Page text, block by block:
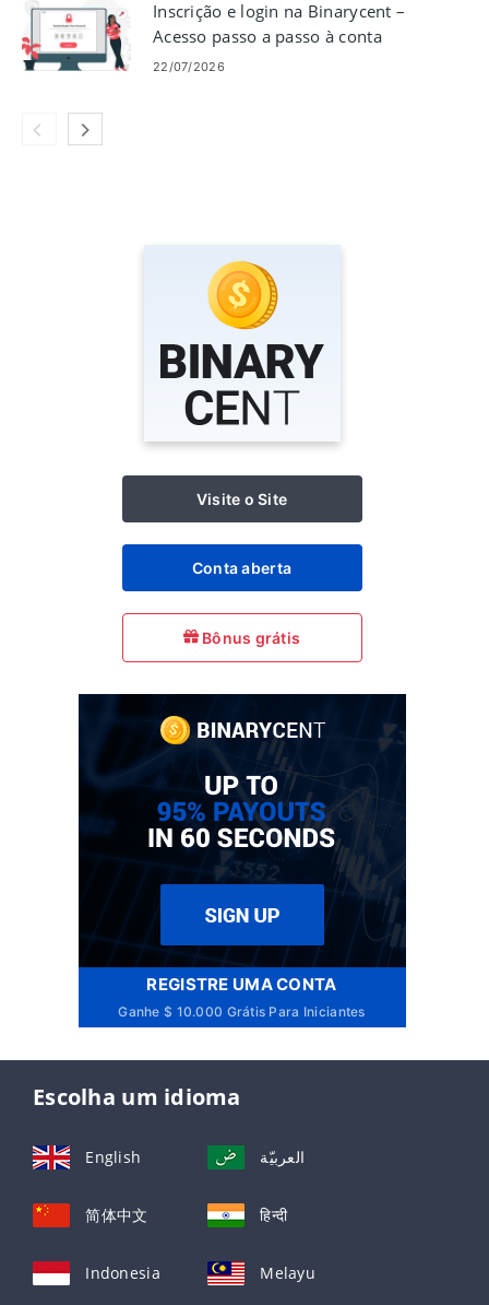
Inscrição e login na Binarycent – ​​
Acesso passo a passo à conta
22/07/2026
Visite o Site
Conta aberta
Bônus grátis
REGISTRE UMA CONTA
Ganhe $ 10.000 Grátis Para Iniciantes
Escolha um idioma
English العربيّة
简体中文 हिन्दी
Indonesia Melayu